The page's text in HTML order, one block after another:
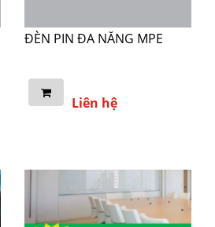
ĐÈN PIN ĐA NĂNG MPE
Liên hệ